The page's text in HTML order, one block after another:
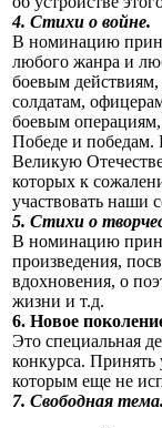
4. Стихи о войне.
В номинацию
любого жанра и
боевым
солдатам,
боевым
Победе и
Великую
которых к
участвовать наши
5. Стихи о
В номинацию
произведения,
вдохновения, о
жизни и т.д.
6. Новое
Это специальная
конкурса. Принять
которым еще не
7. Свободная тема.